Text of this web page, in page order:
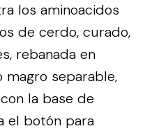
los aminoacidos
de cerdo, curado,
rebanada en
magro separable,
la base de
el botón para